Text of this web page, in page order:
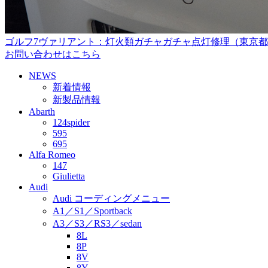
ゴルフ7ヴァリアント：灯火類ガチャガチャ点灯修理（東京
お問い合わせはこちら
NEWS
新着情報
新製品情報
Abarth
124spider
595
695
Alfa Romeo
147
Giulietta
Audi
Audi コーディングメニュー
A1／S1／Sportback
A3／S3／RS3／sedan
8L
8P
8V